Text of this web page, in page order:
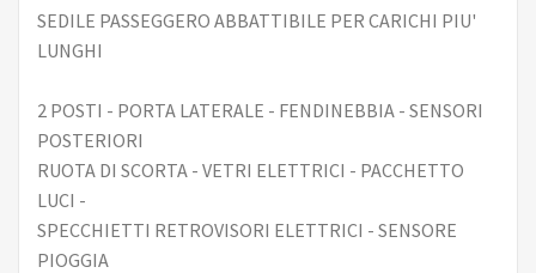
SEDILE PASSEGGERO ABBATTIBILE PER CARICHI PIU'
LUNGHI
2 POSTI - PORTA LATERALE - FENDINEBBIA - SENSORI
POSTERIORI
RUOTA DI SCORTA - VETRI ELETTRICI - PACCHETTO
LUCI -
SPECCHIETTI RETROVISORI ELETTRICI - SENSORE
PIOGGIA